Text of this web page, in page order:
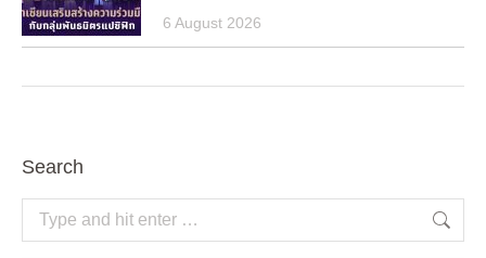
6 August 2026
Search
Search: